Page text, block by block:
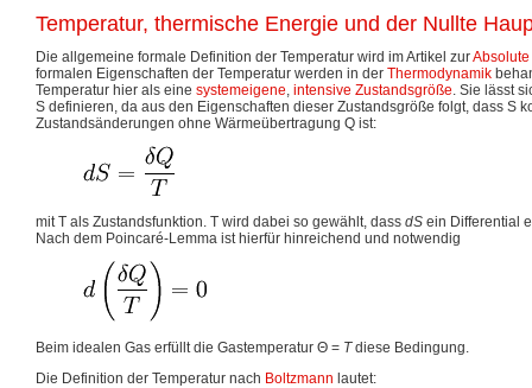
Temperatur, thermische Energie und der Nullte
Die allgemeine formale Definition der Temperatur wird im Artikel zur
formalen Eigenschaften der Temperatur werden in der Thermodynamik
Temperatur hier als eine systemeigene, intensive Zustandsgröße. Sie lässt
S definieren, da aus den Eigenschaften dieser Zustandsgröße folgt, dass S
Zustandsänderungen ohne Wärmeübertragung Q ist:
mit T als Zustandsfunktion. T wird dabei so gewählt, dass dS ein Differential
Nach dem Poincaré-Lemma ist hierfür hinreichend und notwendig
Beim idealen Gas erfüllt die Gastemperatur Θ = Tdiese Bedingung.
Die Definition der Temperatur nach Boltzmann lautet: